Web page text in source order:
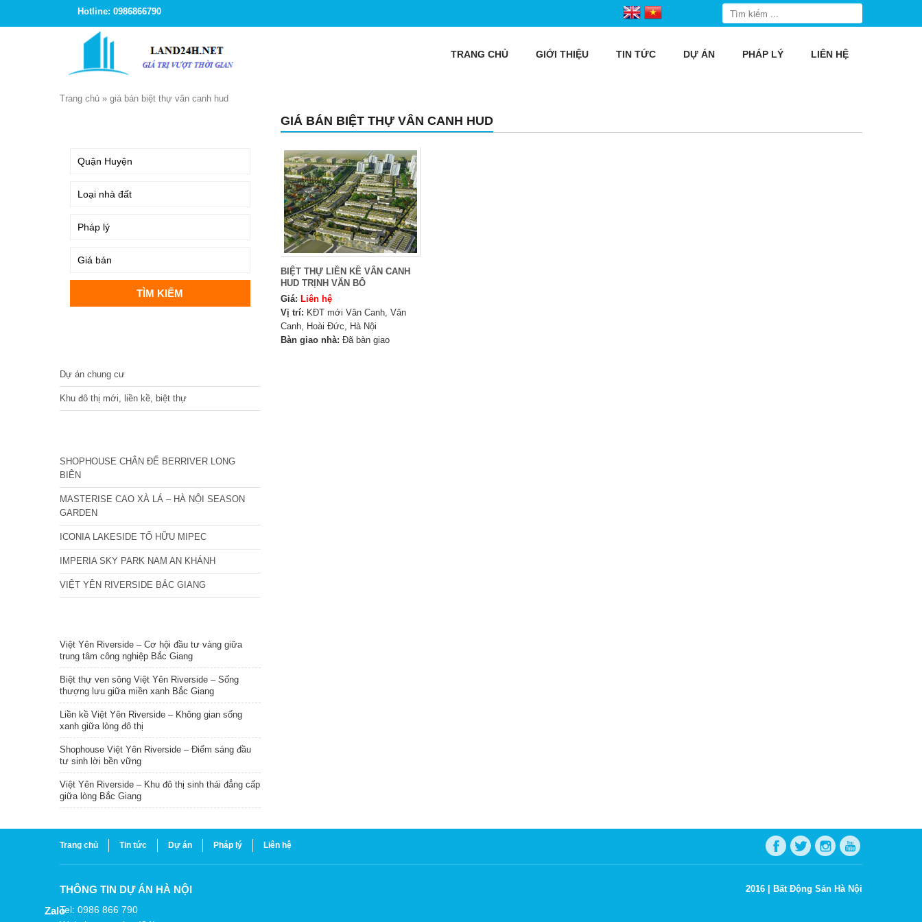
Hotline: 0986866790
TRANG CHỦ GIỚI THIỆU TIN TỨC DỰ ÁN PHÁP LÝ LIÊN HỆ
Trang chủ » giá bán biệt thự vân canh hud
GIÁ BÁN BIỆT THỰ VÂN CANH HUD
BIỆT THỰ LIỀN KỀ VÂN CANH
HUD TRỊNH VĂN BÔ
Giá: Liên hệ
Vị trí: KĐT mới Vân Canh, Vân
Canh, Hoài Đức, Hà Nội
Bàn giao nhà: Đã bàn giao
Dự án chung cư
Khu đô thị mới, liền kề, biệt thự
SHOPHOUSE CHÂN ĐẾ BERRIVER LONG
BIÊN
MASTERISE CAO XÀ LÁ – HÀ NỘI SEASON
GARDEN
ICONIA LAKESIDE TỐ HỮU MIPEC
IMPERIA SKY PARK NAM AN KHÁNH
VIỆT YÊN RIVERSIDE BẮC GIANG
Việt Yên Riverside – Cơ hội đầu tư vàng giữa
trung tâm công nghiệp Bắc Giang
Biệt thự ven sông Việt Yên Riverside – Sống
thượng lưu giữa miền xanh Bắc Giang
Liền kề Việt Yên Riverside – Không gian sống
xanh giữa lòng đô thị
Shophouse Việt Yên Riverside – Điểm sáng đầu
tư sinh lời bền vững
Việt Yên Riverside – Khu đô thị sinh thái đẳng cấp
giữa lòng Bắc Giang
Trang chủ Tin tức Dự án Pháp lý Liên hệ
THÔNG TIN DỰ ÁN HÀ NỘI
Tel: 0986 866 790
2016 | Bất Động Sản Hà Nội
Zalo